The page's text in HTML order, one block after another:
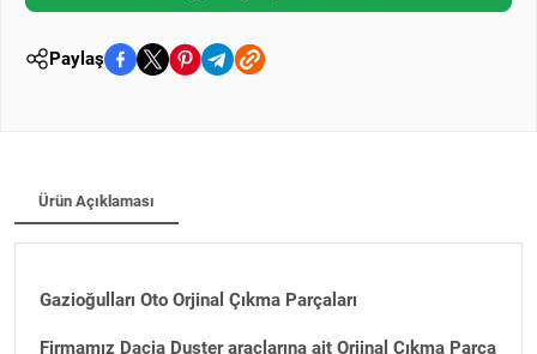
Paylaş
Ürün Açıklaması
Gazioğulları Oto Orjinal Çıkma Parçaları
Firmamız Dacia Duster araçlarına ait Orjinal Çıkma Parça